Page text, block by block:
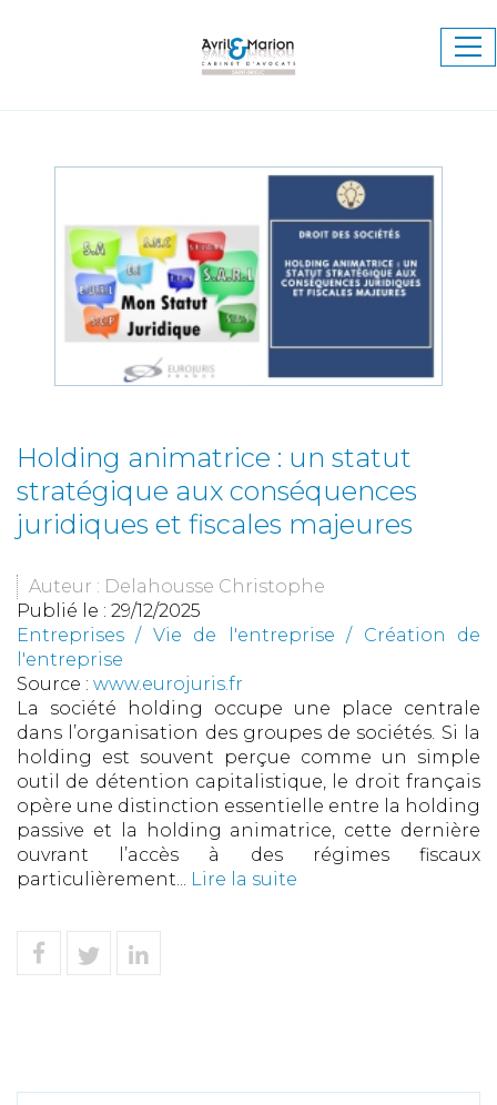
Holding animatrice : un statut
stratégique aux conséquences
juridiques et fiscales majeures
Auteur : Delahousse Christophe
Publié le : 29/12/2025
Entreprises / Vie de l'entreprise / Création de
l'entreprise
Source : www.eurojuris.fr
La société holding occupe une place centrale
dans l’organisation des groupes de sociétés. Si la
holding est souvent perçue comme un simple
outil de détention capitalistique, le droit français
opère une distinction essentielle entre la holding
passive et la holding animatrice, cette dernière
ouvrant l’accès à des régimes fiscaux
particulièrement... Lire la suite